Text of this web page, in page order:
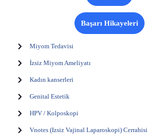
Başarı Hikayeleri
Miyom Tedavisi
İzsiz Miyom Ameliyatı
Kadın kanserleri
Genital Estetik
HPV / Kolposkopi
Vnotes (Izsiz Vajinal Laparoskopi) Cerrahisi